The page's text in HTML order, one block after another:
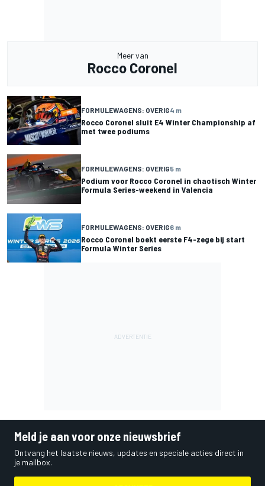
Meer van
Rocco Coronel
FORMULEWAGENS: OVERIG4 m
Rocco Coronel sluit E4 Winter Championship af
met twee podiums
FORMULEWAGENS: OVERIG5 m
Podium voor Rocco Coronel in chaotisch Winter
Formula Series-weekend in Valencia
FORMULEWAGENS: OVERIG6 m
Rocco Coronel boekt eerste F4-zege bij start
Formula Winter Series
Meld je aan voor onze nieuwsbrief
Ontvang het laatste nieuws, updates en speciale acties direct in
je mailbox.